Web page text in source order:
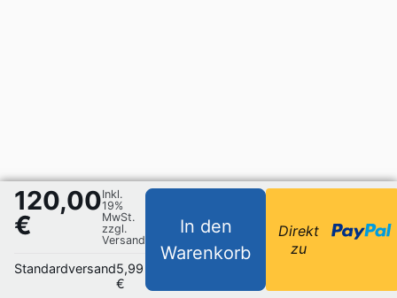
120,00
€
Inkl.
19%
MwSt.
zzgl.
Versand
Standardversand5,99
€
In den
Warenkorb
Direkt
zu